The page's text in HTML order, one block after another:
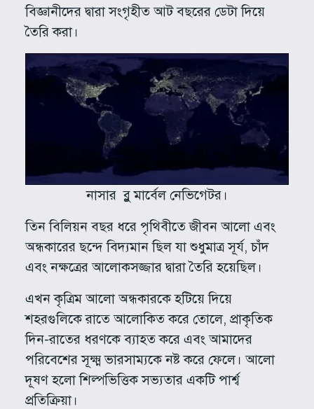
বিজ্ঞানীদের দ্বারা সংগৃহীত আট বছরের ডেটা দিয়ে
তৈরি করা।
নাসার ব্লু মার্বেল নেভিগেটর।
তিন বিলিয়ন বছর ধরে পৃথিবীতে জীবন আলো এবং
অন্ধকারের ছন্দে বিদ্যমান ছিল যা শুধুমাত্র সূর্য, চাঁদ
এবং নক্ষত্রের আলোকসজ্জার দ্বারা তৈরি হয়েছিল।
এখন কৃত্রিম আলো অন্ধকারকে হটিয়ে দিয়ে
শহরগুলিকে রাতে আলোকিত করে তোলে, প্রাকৃতিক
দিন-রাতের ধরণকে ব্যাহত করে এবং আমাদের
পরিবেশের সূক্ষ্ম ভারসাম্যকে নষ্ট করে ফেলে। আলো
দূষণ হলো শিল্পভিত্তিক সভ্যতার একটি পার্শ্ব
প্রতিক্রিয়া।